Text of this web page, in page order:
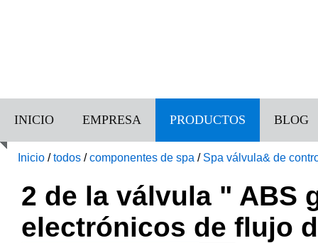
INICIO EMPRESA PRODUCTOS BLOG
Inicio /todos /componentes de spa / Spa válvula& de
2 de la válvula " ABS
electrónicos de flujo